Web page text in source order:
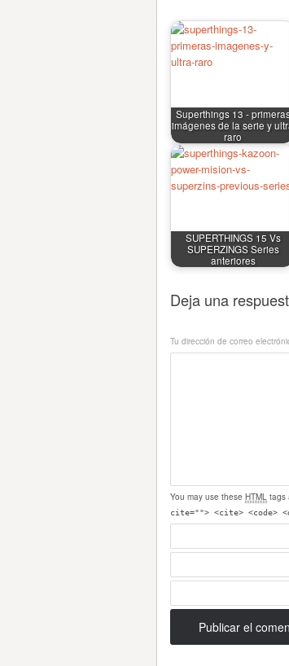
Superthings 13 -
imágenes de la serie y
raro
SUPERTHINGS 15 Vs
SUPERZINGS Series
anteriores
Deja una
Tu dirección de correo
You may use these HTML tags
cite=""> <cite> <code>